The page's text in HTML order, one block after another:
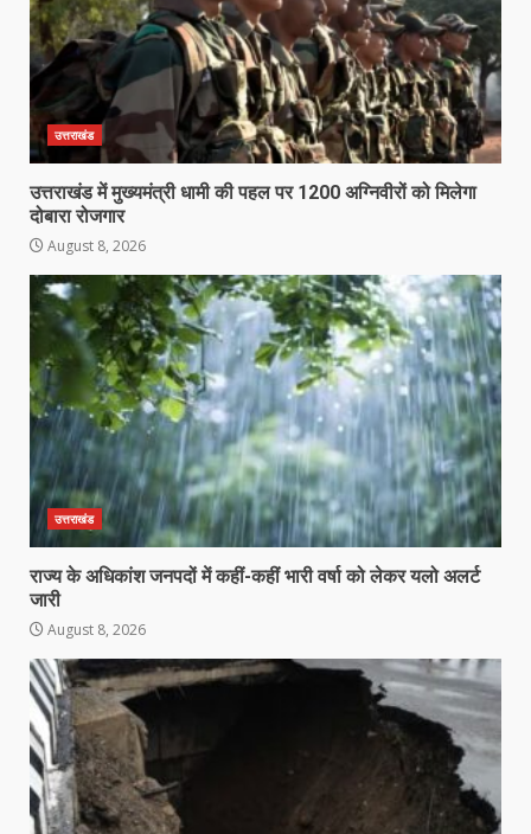
उत्तराखंड
उत्तराखंड में मुख्यमंत्री धामी की पहल पर 1200 अग्निवीरों को मिलेगा
दोबारा रोजगार
August 8, 2026
उत्तराखंड
राज्य के अधिकांश जनपदों में कहीं-कहीं भारी वर्षा को लेकर यलो अलर्ट
जारी
August 8, 2026